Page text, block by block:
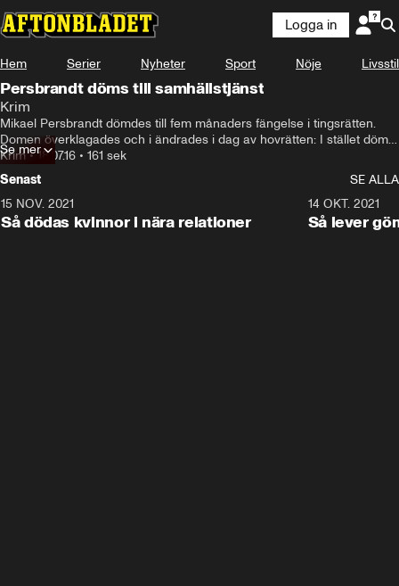
Logga in
Hem Serier Nyheter Sport Nöje Livsstil
Persbrandt döms till samhällstjänst
Krim
Mikael Persbrandt dömdes till fem månaders fängelse i tingsrätten.
Domen överklagades och i ändrades i dag av hovrätten: I stället döms
han till samhällstjänst.
Krim•18.07.16 • 161 sek
Se mer
Senast
SE ALLA
15 NOV. 2021
Så dödas kvinnor i nära relationer
14 OKT. 2021
Så lever